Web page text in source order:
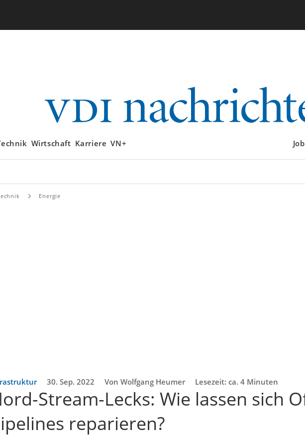
Wirtschaft Karriere VN+
Energie
30. Sep. 2022 Von Wolfgang Heumer Lesezeit: ca. 4 Minuten
Stream-Lecks: Wie lassen sich
reparieren?